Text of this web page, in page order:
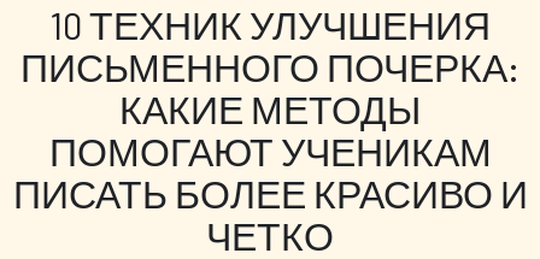
10 ТЕХНИК УЛУЧШЕНИЯ
ПИСЬМЕННОГО ПОЧЕРКА:
КАКИЕ МЕТОДЫ
ПОМОГАЮТ УЧЕНИКАМ
ПИСАТЬ БОЛЕЕ КРАСИВО И
ЧЕТКО